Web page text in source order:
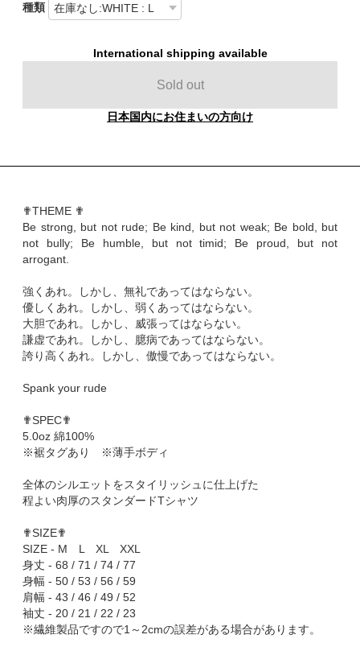
種類
International shipping available
Sold out
日本国内にお住まいの方向け
✟THEME ✟
Be strong, but not rude; Be kind, but not weak; Be bold, but
not bully; Be humble, but not timid; Be proud, but not
arrogant.
強くあれ。しかし、無礼であってはならない。
優しくあれ。しかし、弱くあってはならない。
大胆であれ。しかし、威張ってはならない。
謙虚であれ。しかし、臆病であってはならない。
誇り高くあれ。しかし、傲慢であってはならない。
Spank your rude
✟SPEC✟
5.0oz 綿100%
※裾タグあり ※薄手ボディ
全体のシルエットをスタイリッシュに仕上げた
程よい肉厚のスタンダードTシャツ
✟SIZE✟
SIZE - M L XL XXL
身丈 - 68 / 71 / 74 / 77
身幅 - 50 / 53 / 56 / 59
肩幅 - 43 / 46 / 49 / 52
袖丈 - 20 / 21 / 22 / 23
※繊維製品ですので1～2cmの誤差がある場合があります。